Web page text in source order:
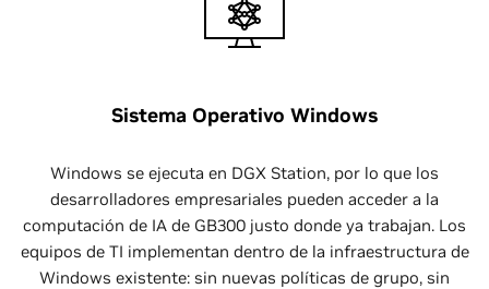
Sistema Operativo Windows
Windows se ejecuta en DGX Station, por lo que los
desarrolladores empresariales pueden acceder a la
computación de IA de GB300 justo donde ya trabajan. Los
equipos de TI implementan dentro de la infraestructura de
Windows existente: sin nuevas políticas de grupo, sin